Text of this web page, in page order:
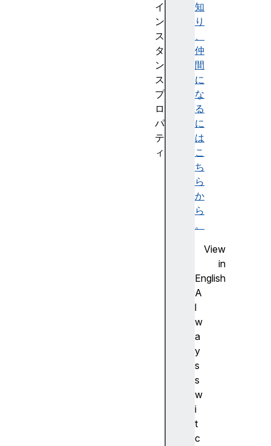
知
り
、
仲
間
に
な
る
に
は
こ
ち
ら
か
ら
。
View
in
English
A
l
w
a
y
s
s
w
i
t
c
イ
ン
ス
タ
ン
ス
プ
ロ
パ
テ
ィ